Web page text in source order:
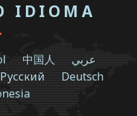
IDIOMA
中国人
عربي
Русский
Deutsch